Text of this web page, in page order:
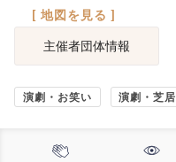
[ 地図を見る ]
主催者団体情報
演劇・お笑い 演劇・芝居